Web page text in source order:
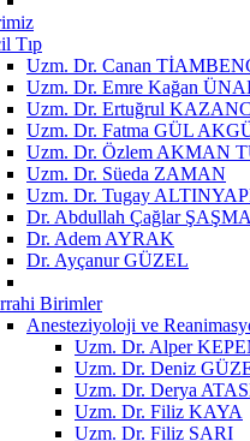
Tıp
Uzm. Dr. Canan
Uzm. Dr. Emre Kağan
Uzm. Dr. Ertuğrul
Uzm. Dr. Fatma GÜL
Uzm. Dr. Özlem AKMAN
Uzm. Dr. Süeda ZAMAN
Uzm. Dr. Tugay
Dr. Abdullah Çağlar
Dr. Adem AYRAK
Dr. Ayçanur GÜZEL
Birimler
Anesteziyoloji ve
Uzm. Dr. Alper
Uzm. Dr. Deniz
Uzm. Dr. Derya
Uzm. Dr. Filiz KAYA
Uzm. Dr. Filiz SARI